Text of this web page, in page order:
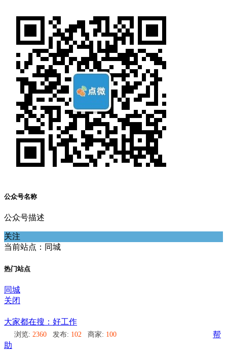
公众号名称
公众号描述
关注
当前站点：同城
热门站点
同城
关闭
大家都在搜：好工作
浏览: 2360 发布: 102 商家: 100
帮
助